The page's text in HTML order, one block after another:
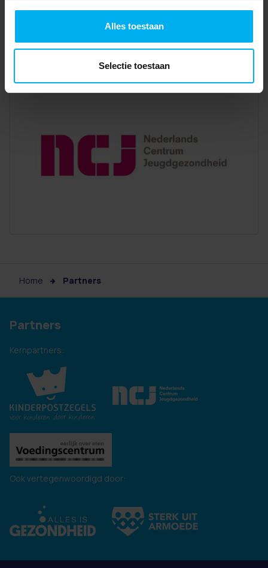
Alles toestaan
Selectie toestaan
Home Partners
Partners
Kernpartners:
Ook vertegenwoordigd door: